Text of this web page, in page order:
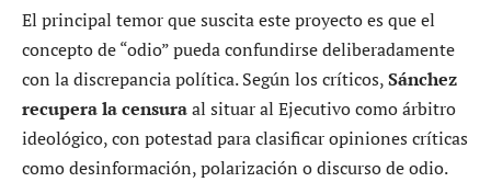
El principal temor que suscita este proyecto es que el
concepto de “odio” pueda confundirse deliberadamente
con la discrepancia política. Según los críticos,Sánchez
recupera la censuraal situar al Ejecutivo como árbitro
ideológico, con potestad para clasificar opiniones críticas
como desinformación, polarización o discurso de odio.